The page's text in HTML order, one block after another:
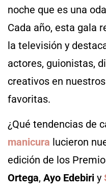
noche que es una
Cada año, esta gala
la televisión y
actores, guionistas,
creativos en
favoritas.
¿Qué tendencias de
manicura lucieron
edición de los
Ortega, Ayo Edebiri y